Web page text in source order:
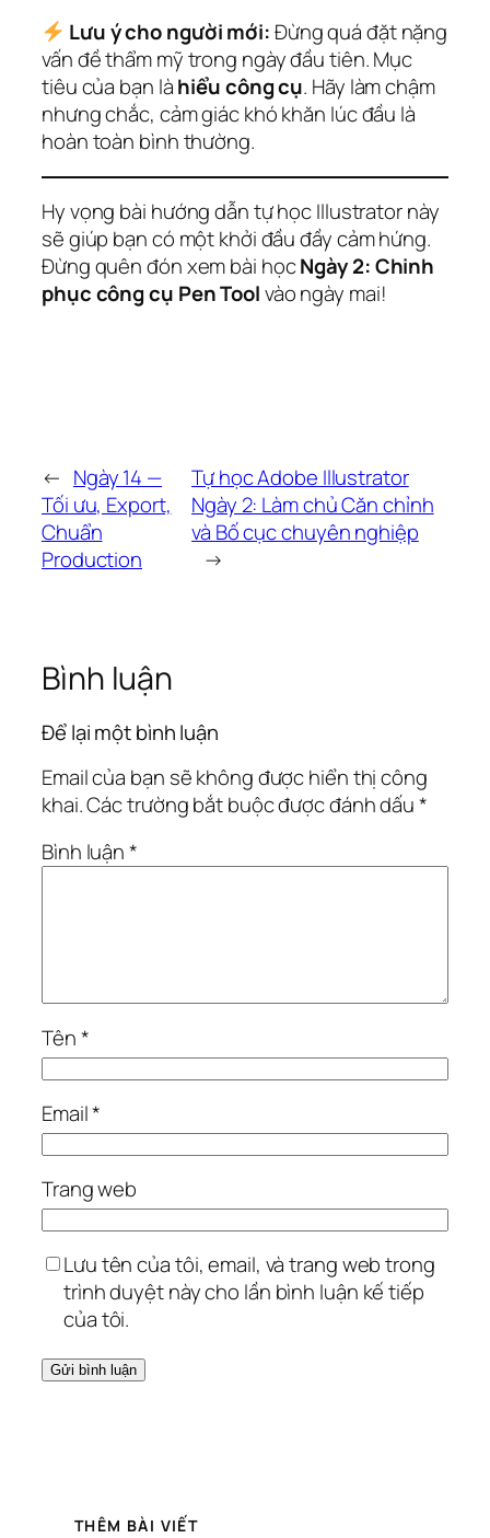
Lưu ý cho người mới:Đừng quá đặt nặng
vấn đề thẩm mỹ trong ngày đầu tiên. Mục
tiêu của bạn làhiểu công cụ. Hãy làm chậm
nhưng chắc, cảm giác khó khăn lúc đầu là
hoàn toàn bình thường.
Hy vọng bài hướng dẫn tự học Illustrator này
sẽ giúp bạn có một khởi đầu đầy cảm hứng.
Đừng quên đón xem bài họcNgày 2: Chinh
phục công cụ Pen Toolvào ngày mai!
← Ngày 14 —
Tối ưu, Export,
Chuẩn
Production
Tự học Adobe Illustrator
Ngày 2: Làm chủ Căn chỉnh
và Bố cục chuyên nghiệp
→
Bình luận
Để lại một bình luận
Email của bạn sẽ không được hiển thị công
khai.Các trường bắt buộc được đánh dấu*
Bình luận*
Tên*
Email*
Trang web
Lưu tên của tôi, email, và trang web trong
trình duyệt này cho lần bình luận kế tiếp
của tôi.
THÊM BÀI VIẾT